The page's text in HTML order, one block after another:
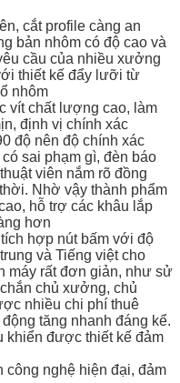
cắt profile càng an
bản nhôm có độ cao và
cầu của nhiều xưởng
thiết kế đẩy lưỡi từ
nhôm
vít chất lượng cao, làm
định vị chính xác
độ nên độ chính xác
sai phạm gì, đèn báo
viên nắm rõ đồng
Nhờ vậy thành phẩm
hỗ trợ các khâu lắp
hơn
hợp nút bấm với độ
và Tiếng việt cho
máy rất đơn giản, như sử
chủ xưởng, chủ
nhiều chi phí thuê
tăng nhanh đáng kể.
khiển được thiết kế đảm
công nghệ hiện đại, đảm